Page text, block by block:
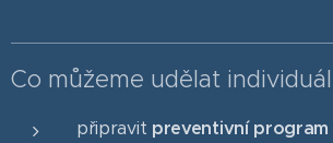
Co můžeme udělat
připravit preventivní program